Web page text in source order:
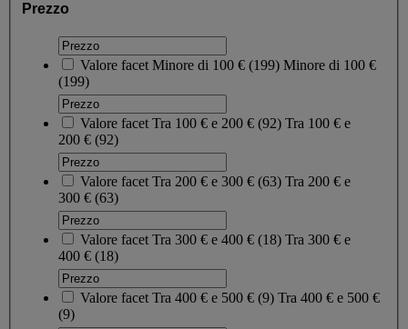
Prezzo
Valore facet Minore di 100 € (199) Minore di 100 €
(199)
Valore facet Tra 100 € e 200 € (92) Tra 100 € e
200 € (92)
Valore facet Tra 200 € e 300 € (63) Tra 200 € e
300 € (63)
Valore facet Tra 300 € e 400 € (18) Tra 300 € e
400 € (18)
Valore facet Tra 400 € e 500 € (9) Tra 400 € e 500 €
(9)